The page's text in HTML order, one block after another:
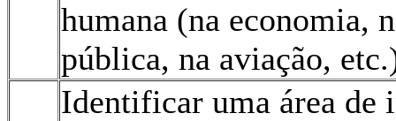
humana (na economia,
pública, na aviação,
Identificar uma área de